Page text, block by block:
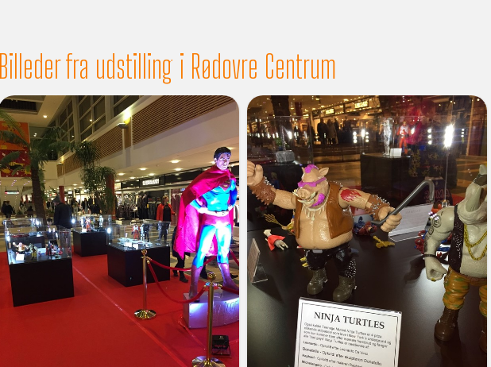
Billeder fra udstilling i Rødovre Centrum